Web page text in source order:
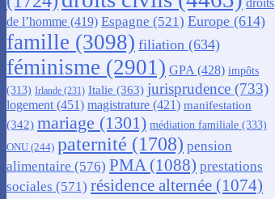
de l’homme (419) Espagne (521) Europe (614)
famille (3098) filiation (634)
féminisme (2901) GPA (428) impôts
(313) Irlande (231) Italie (363) jurisprudence (733)
logement (451) magistrature (421) manifestation
(342) mariage (1301) médiation familiale (333)
ONU (244) paternité (1708) pension
alimentaire (576) PMA(1088) prestations
sociales (571) résidence alternée (1074)